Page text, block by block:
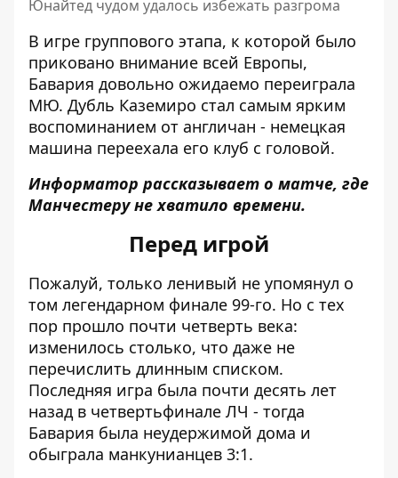
Юнайтед чудом удалось избежать разгрома
В игре группового этапа, к которой было
приковано внимание всей Европы,
Бавария довольно ожидаемо переиграла
МЮ. Дубль Каземиро стал самым ярким
воспоминанием от англичан - немецкая
машина переехала его клуб с головой.
Информатор рассказывает о матче, где
Манчестеру не хватило времени.
Перед игрой
Пожалуй, только ленивый не упомянул о
том легендарном финале 99-го. Но с тех
пор прошло почти четверть века:
изменилось столько, что даже не
перечислить длинным списком.
Последняя игра была почти десять лет
назад в четвертьфинале ЛЧ - тогда
Бавария была неудержимой дома и
обыграла манкунианцев 3:1.